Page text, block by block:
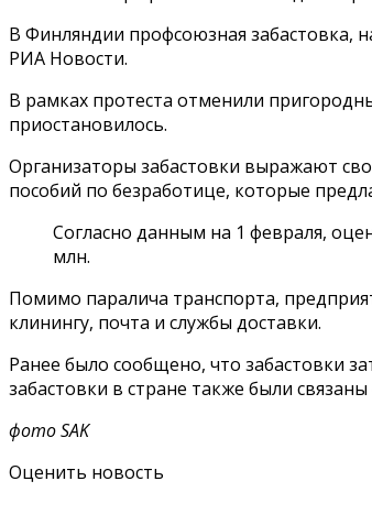
В Финляндии профсоюзная забастовка,
РИА Новости.
В рамках протеста отменили
приостановилось.
Организаторы забастовки выражают
пособий по безработице, которые
Согласно данным на 1 февраля,
млн.
Помимо паралича транспорта,
клинингу, почта и службы доставки.
Ранее было сообщено, что забастовки
забастовки в стране также были
фото SAK
Оценить новость